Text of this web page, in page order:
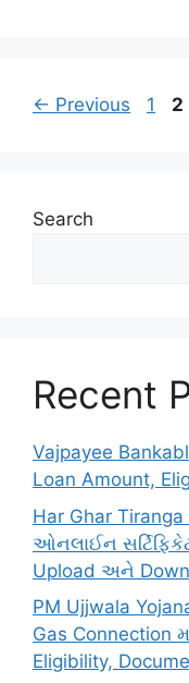
← Previous Page
1 2
Search
Recent
Vajpayee
Loan Amount,
Har Ghar
ઓનલાઈન
Upload અને
PM Ujjwala
Gas Connection
Eligibility,